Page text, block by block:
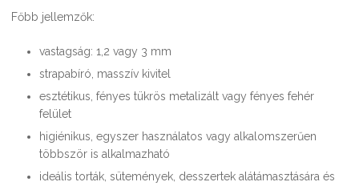
Főbb jellemzők:
vastagság: 1,2 vagy 3 mm
strapabíró, masszív kivitel
esztétikus, fényes tükrös metalizált vagy fényes fehér
felület
higiénikus, egyszer használatos vagy alkalomszerűen
többször is alkalmazható
ideális torták, sütemények, desszertek alátámasztására és